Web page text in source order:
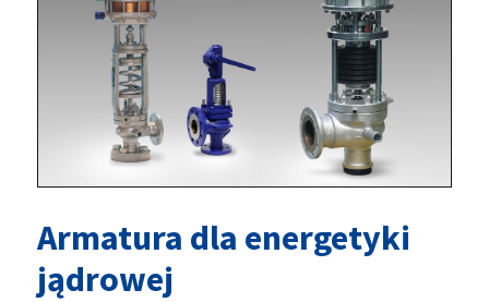
Armatura dla energetyki
jądrowej